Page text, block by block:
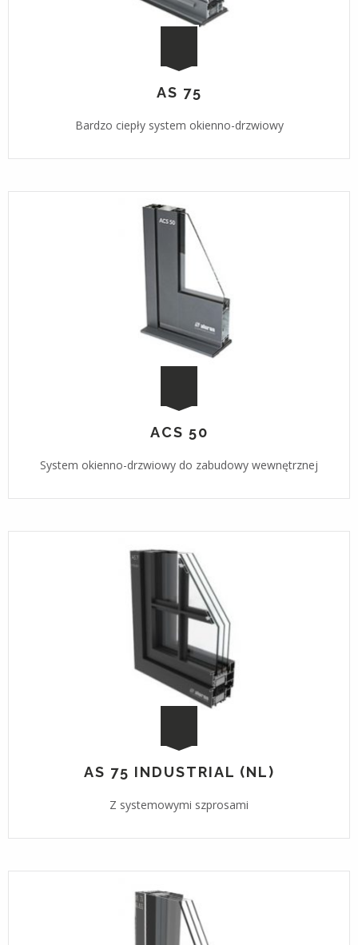
AS 75
Bardzo ciepły system okienno-drzwiowy
ACS 50
System okienno-drzwiowy do zabudowy wewnętrznej
AS 75 INDUSTRIAL (NL)
Z systemowymi szprosami